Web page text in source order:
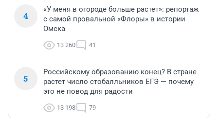
4
«У меня в огороде больше растет»: репортаж
с самой провальной «Флоры» в истории
Омска
13 260 41
5
Российскому образованию конец? В стране
растет число стобалльников ЕГЭ — почему
это не повод для радости
13 198 79